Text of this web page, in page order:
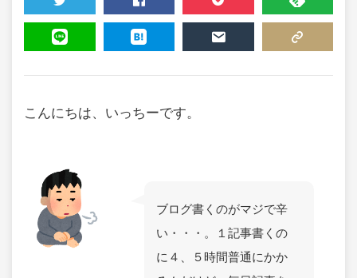
TWEET SHARE POCKET FEEDLY
こんにちは、いっちーです。
ブログ書くのがマジで辛
い・・・。１記事書くの
に４、５時間普通にかか